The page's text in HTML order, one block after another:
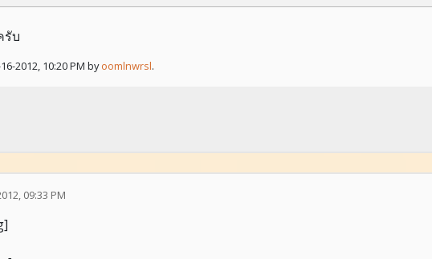
รับ
2012, 10:20 PM byoomlnwrsl.
09:33 PM